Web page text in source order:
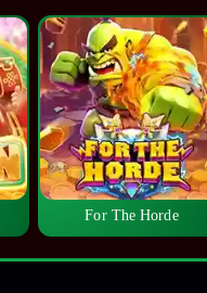
For The Horde